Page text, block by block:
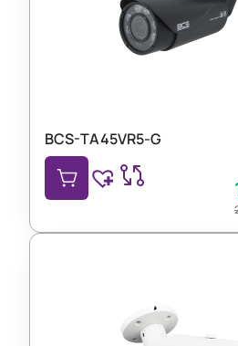
BCS-TA45VR5-G